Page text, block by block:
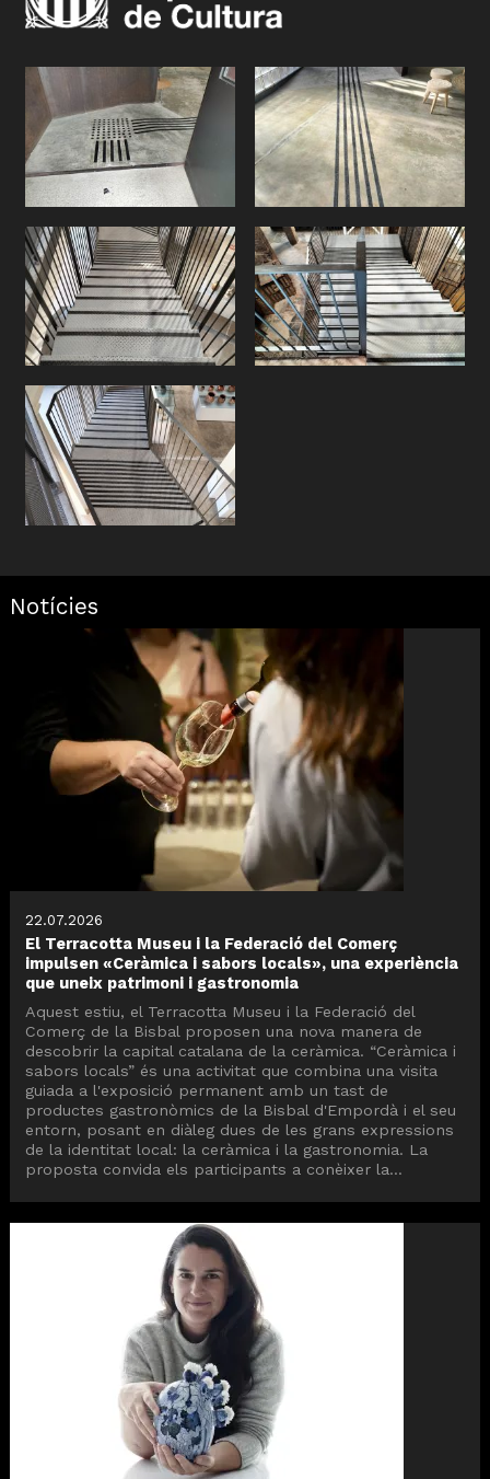
Notícies
22.07.2026
El Terracotta Museu i la Federació del Comerç
impulsen «Ceràmica i sabors locals», una experiència
que uneix patrimoni i gastronomia
Aquest estiu, el Terracotta Museu i la Federació del
Comerç de la Bisbal proposen una nova manera de
descobrir la capital catalana de la ceràmica. “Ceràmica i
sabors locals” és una activitat que combina una visita
guiada a l'exposició permanent amb un tast de
productes gastronòmics de la Bisbal d'Empordà i el seu
entorn, posant en diàleg dues de les grans expressions
de la identitat local: la ceràmica i la gastronomia. La
proposta convida els participants a conèixer la...